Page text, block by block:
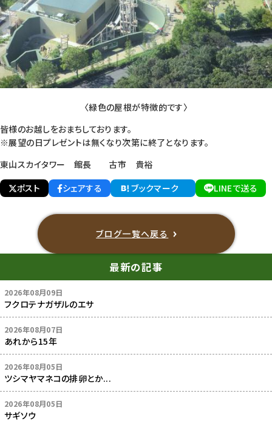
〈緑色の屋根が特徴的です〉
皆様のお越しをおまちしております。
※展望の日プレゼントは無くなり次第に終了となります。
東山スカイタワー 館長 古市 貴裕
ポスト
シェアする ブックマーク LINEで送る
ブログ一覧へ戻る
最新の記事
2026年08月09日
フクロテナガザルのエサ
2026年08月07日
あれから15年
2026年08月05日
ツシマヤマネコの排卵とか...
2026年08月05日
サギソウ